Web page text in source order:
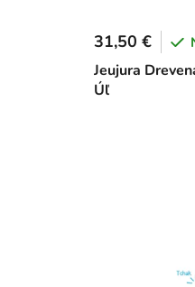
Jeujura
Úľ
31,50 €